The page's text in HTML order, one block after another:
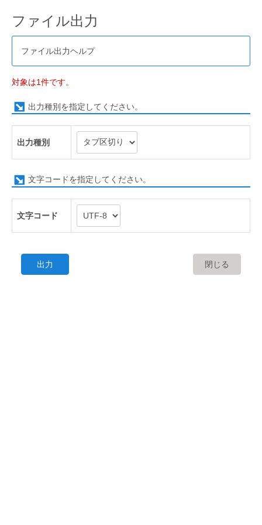
ファイル出力
ファイル出力ヘルプ
対象は1件です。
出力種別を指定してください。
出力種別
文字コードを指定してください。
文字コード